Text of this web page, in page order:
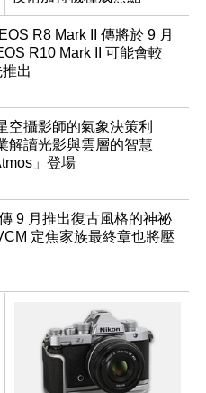
R8 Mark II 傳將於 9 月
R10 Mark II 可能會較
出
空攝影師的氣象決策利
解讀光影與雲層的智慧
」登場
9 月推出復古風格的神祕
定焦家族最終章也將壓